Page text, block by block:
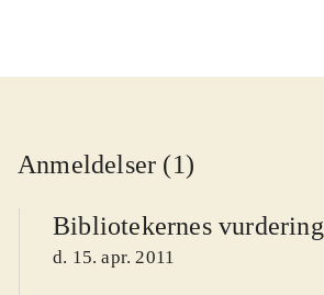
Anmeldelser (1)
Bibliotekernes vurdering
d. 15. apr. 2011